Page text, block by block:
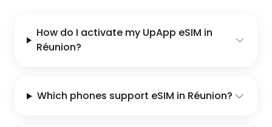
How do I activate my UpApp eSIM in
Réunion?
Which phones support eSIM in Réunion?